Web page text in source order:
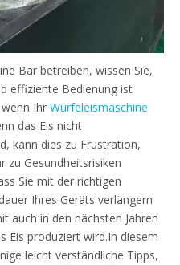
Bar betreiben, wissen Sie,
effiziente Bedienung ist
Ihr Würfeleismaschine
das Eis nicht
kann dies zu Frustration,
zu Gesundheitsrisiken
Sie mit der richtigen
Ihres Geräts verlängern
auch in den nächsten Jahren
Eis produziert wird.In diesem
leicht verständliche Tipps,